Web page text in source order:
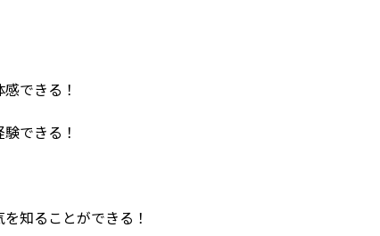
できる！
できる！
知ることができる！